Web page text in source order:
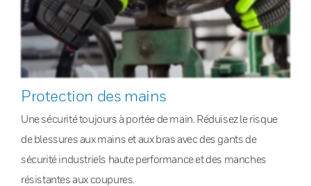
Protection des mains
Une sécurité toujours à portée de main. Réduisez le risque
de blessures aux mains et aux bras avec des gants de
sécurité industriels haute performance et des manches
résistantes aux coupures.